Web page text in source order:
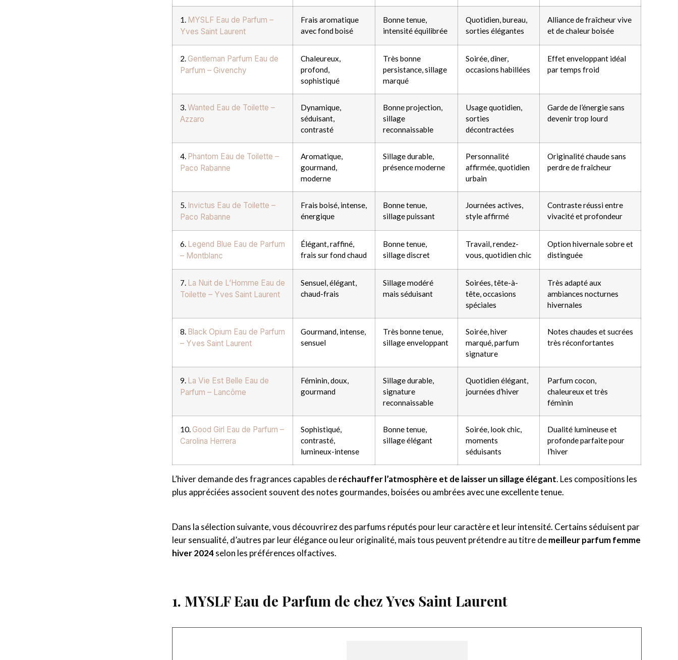
1. MYSLF Eau de Parfum –
Yves Saint Laurent
Frais aromatique
avec fond boisé
Bonne tenue,
intensité équilibrée
Quotidien, bureau,
sorties élégantes
Alliance de fraîcheur vive
et de chaleur boisée
2. Gentleman Parfum Eau de
Parfum – Givenchy
Chaleureux,
profond,
sophistiqué
Très bonne
persistance, sillage
marqué
Soirée, dîner,
occasions habillées
Effet enveloppant idéal
par temps froid
3.Wanted Eau de Toilette –
Azzaro
Dynamique,
séduisant,
contrasté
Bonne projection,
sillage
reconnaissable
Usage quotidien,
sorties
décontractées
Garde de l’énergie sans
devenir trop lourd
4. Phantom Eau de Toilette –
Paco Rabanne
Aromatique,
gourmand,
moderne
Sillage durable,
présence moderne
Personnalité
affirmée, quotidien
urbain
Originalité chaude sans
perdre de fraîcheur
5. Invictus Eau de Toilette –
Paco Rabanne
Frais boisé, intense,
énergique
Bonne tenue,
sillage puissant
Journées actives,
style affirmé
Contraste réussi entre
vivacité et profondeur
6. Legend Blue Eau de Parfum
– Montblanc
Élégant, raffiné,
frais sur fond chaud
Bonne tenue,
sillage discret
Travail, rendez-
vous, quotidien chic
Option hivernale sobre et
distinguée
7. La Nuit de L’Homme Eau de
Toilette – Yves Saint Laurent
Sensuel, élégant,
chaud-frais
Sillage modéré
mais séduisant
Soirées, tête-à-
tête, occasions
spéciales
Très adapté aux
ambiances nocturnes
hivernales
8. Black Opium Eau de Parfum
– Yves Saint Laurent
Gourmand, intense,
sensuel
Très bonne tenue,
sillage enveloppant
Soirée, hiver
marqué, parfum
signature
Notes chaudes et sucrées
très réconfortantes
9. La Vie Est Belle Eau de
Parfum – Lancôme
Féminin, doux,
gourmand
Sillage durable,
signature
reconnaissable
Quotidien élégant,
journées d’hiver
Parfum cocon,
chaleureux et très
féminin
10. Good Girl Eau de Parfum –
Carolina Herrera
Sophistiqué,
contrasté,
lumineux-intense
Bonne tenue,
sillage élégant
Soirée, look chic,
moments
séduisants
Dualité lumineuse et
profonde parfaite pour
l’hiver
L’hiver demande des fragrances capables deréchauffer l’atmosphère et de laisser un sillage élégant. Les compositions les
plus appréciées associent souvent des notes gourmandes, boisées ou ambrées avec une excellente tenue.
Dans la sélection suivante, vous découvrirez des parfums réputés pour leur caractère et leur intensité. Certains séduisent par
leur sensualité, d’autres par leur élégance ou leur originalité, mais tous peuvent prétendre au titre demeilleur parfum femme
hiver 2024selon les préférences olfactives.
1. MYSLF Eau de Parfum de chez Yves Saint Laurent